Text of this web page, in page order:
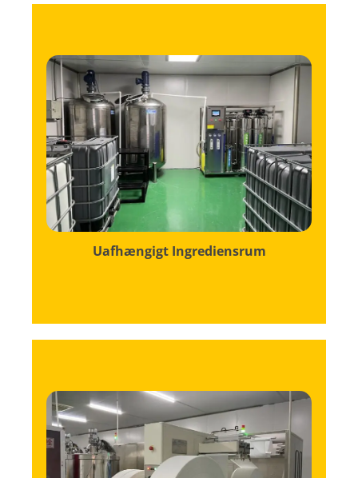
Uafhængigt Ingrediensrum
Isoleret fra det primære råmaterialelager
sikrer dette rum, at visse komponenter
bevarer deres renhed og styrke.